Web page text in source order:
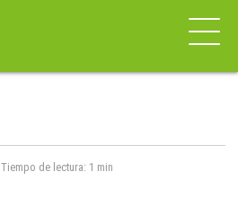
Tiempo de lectura: 1 min